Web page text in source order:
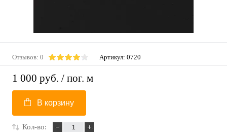
Отзывов: 0 Артикул: 0720
1 000 руб. / пог. м
В корзину
Кол-во: